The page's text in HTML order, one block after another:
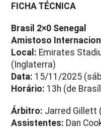
FICHA TÉCNICA
Brasil 2×0 Senegal
Amistoso
Local: Emirates
(Inglaterra)
Data: 15/11/2025
Horário: 13h (de
Árbitro: Jarred Gillett
Assistentes: Dan